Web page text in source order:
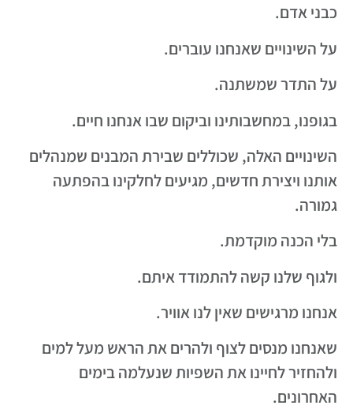
כבני אדם.
על השינויים שאנחנו עוברים.
על התדר שמשתנה.
בגופנו, במחשבותינו וביקום שבו אנחנו חיים.
השינויים האלה, שכוללים שבירת המבנים שמנהלים
אותנו ויצירת חדשים, מגיעים לחלקינו בהפתעה
גמורה.
בלי הכנה מוקדמת.
ולגוף שלנו קשה להתמודד איתם.
אנחנו מרגישים שאין לנו אוויר.
שאנחנו מנסים לצוף ולהרים את הראש מעל למים
ולהחזיר לחיינו את השפיות שנעלמה בימים
האחרונים.